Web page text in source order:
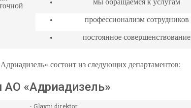
мы обращаемся к услугам
профессионализмсотрудников
постоянное совершенствование
состоит из следующих департаментов:
АО «Адриадизель»
- Glavni direktor